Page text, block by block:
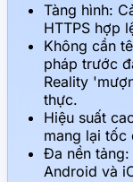
Tàng hình:
HTTPS hợp
Không cần
pháp trước
Reality
thực.
Hiệu suất
mang lại tốc
Đa nền
Android và